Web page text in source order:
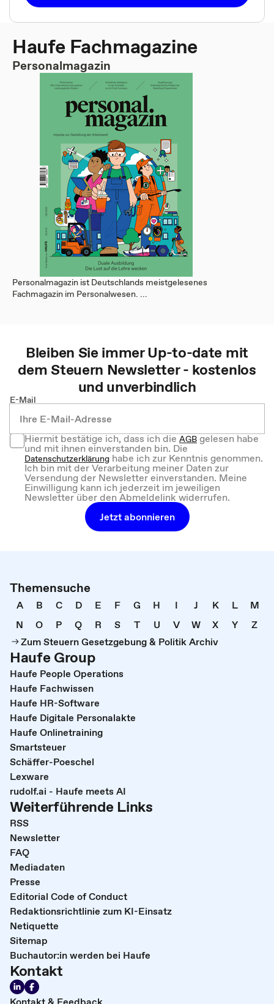
Haufe Fachmagazine
Personalmagazin
Personalmagazin ist Deutschlands meistgelesenes
Fachmagazin im Personalwesen. ...
Bleiben Sie immer Up-to-date mit
demSteuern Newsletter - kostenlos
und unverbindlich
E-Mail
Hiermit bestätige ich, dass ich dieAGBgelesen habe
und mit ihnen einverstanden bin. Die
Datenschutzerklärung habe ich zur Kenntnis genommen.
Ich bin mit der Verarbeitung meiner Daten zur
Versendung der Newsletter einverstanden. Meine
Einwilligung kann ich jederzeit im jeweiligen
Newsletter über den Abmeldelink widerrufen.
Jetzt abonnieren
Themensuche
A B C D E F G H I J K L
M
N
O P Q R S T U V W X Y
Z
Zum Steuern Gesetzgebung & Politik Archiv
Haufe Group
Haufe People Operations
Haufe Fachwissen
Haufe HR-Software
Haufe Digitale Personalakte
Haufe Onlinetraining
Smartsteuer
Schäffer-Poeschel
Lexware
rudolf.ai - Haufe meets AI
Weiterführende Links
RSS
Newsletter
FAQ
Mediadaten
Presse
Editorial Code of Conduct
Redaktionsrichtlinie zum KI-Einsatz
Netiquette
Sitemap
Buchautor:in werden bei Haufe
Kontakt